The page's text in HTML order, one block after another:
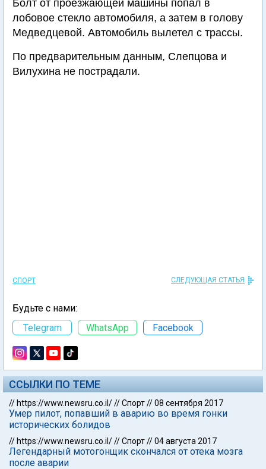
Болт от проезжающей машины попал в
лобовое стекло автомобиля, а затем в голову
Медведцевой. Автомобиль вылетел с трассы.
По предварительным данным, Слепцова и
Вилухина не пострадали.
СПОРТ СЛЕДУЮЩАЯ СТАТЬЯ
Будьте с нами:
Telegram
WhatsApp Facebook
ССЫЛКИ ПО ТЕМЕ
// https://www.newsru.co.il///Спорт//08 сентября 2017
Умер пилот, попавший в аварию во время гонки
исторических болидов
// https://www.newsru.co.il///Спорт//04 августа 2017
Легендарный мотогонщик скончался от отека мозга
после аварии